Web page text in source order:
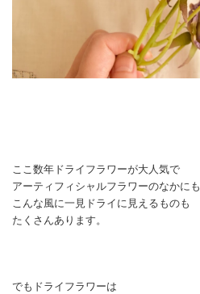
ここ数年ドライフラワーが大人気で
アーティフィシャルフラワーのなかにも
こんな風に一見ドライに見えるものも
たくさんあります。
でもドライフラワーは